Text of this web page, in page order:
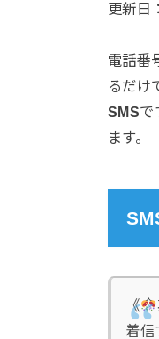
更新日：
電話番
るだけ
SMSで
ます。
《
着信